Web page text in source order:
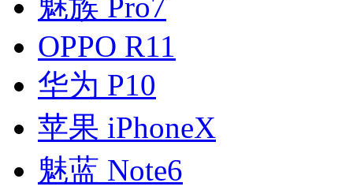
OPPO R11
华为 P10
苹果 iPhoneX
魅蓝 Note6